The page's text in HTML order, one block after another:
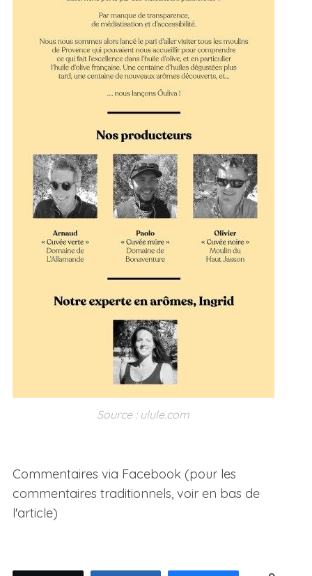
Source : ulule.com
Commentaires via Facebook (pour les
commentaires traditionnels, voir en bas de
l'article)